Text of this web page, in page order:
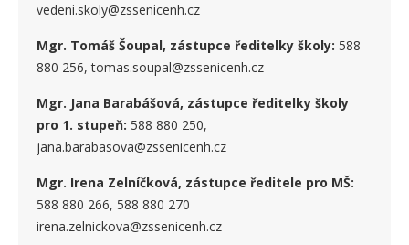
vedeni.skoly@zssenicenh.cz
Mgr. Tomáš Šoupal, zástupce ředitelky školy: 588
880 256, tomas.soupal@zssenicenh.cz
Mgr. Jana Barabášová, zástupce ředitelky školy
pro 1. stupeň: 588 880 250,
jana.barabasova@zssenicenh.cz
Mgr. Irena Zelníčková, zástupce ředitele pro MŠ:
588 880 266, 588 880 270
irena.zelnickova@zssenicenh.cz